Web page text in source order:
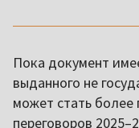
Пока документ
выданного не
может стать более
переговоров